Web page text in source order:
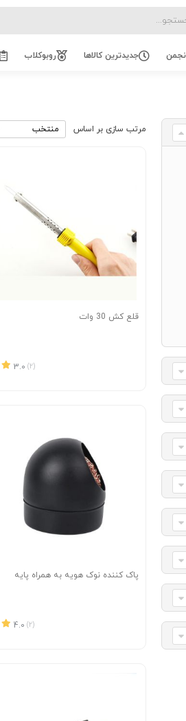
جدیدترین کالاها روبوکلاب
مرتب سازی بر اساس
قلع کش 30 وات
3.0 (2)
پاک کننده نوک هویه به همراه پایه
4.0 (2)